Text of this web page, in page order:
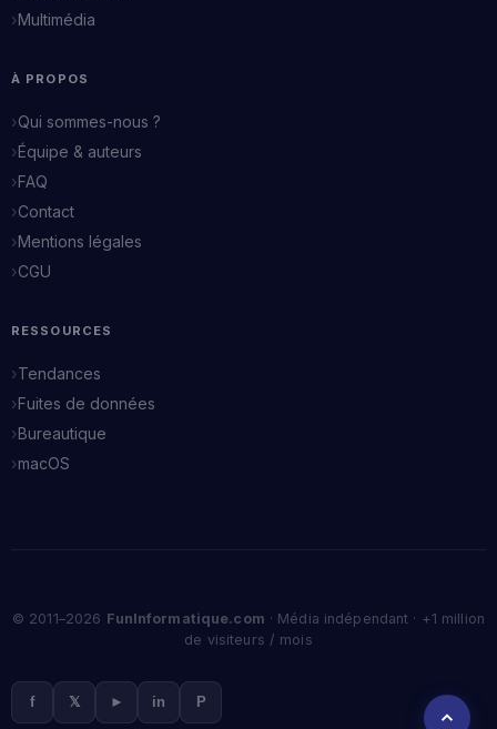
Multimédia
À PROPOS
Qui sommes-nous ?
Équipe & auteurs
FAQ
Contact
Mentions légales
CGU
RESSOURCES
Tendances
Fuites de données
Bureautique
macOS
© 2011–2026 FunInformatique.com · Média indépendant · +1 million
de visiteurs / mois
f 𝕏 ► in P